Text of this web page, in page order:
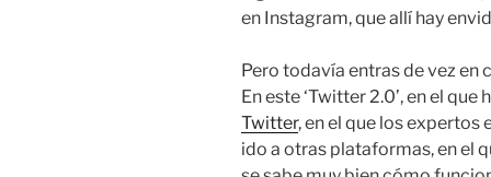
en Instagram, que allí hay
Pero todavía entras de vez en
En este ‘Twitter 2.0’, en el que
Twitter, en el que los expertos
ido a otras plataformas, en el